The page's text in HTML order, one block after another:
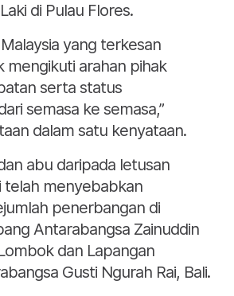
di Pulau Flores.
yang terkesan
mengikuti arahan pihak
serta status
semasa ke semasa,”
dalam satu kenyataan.
abu daripada letusan
telah menyebabkan
penerbangan di
Antarabangsa Zainuddin
dan Lapangan
Gusti Ngurah Rai, Bali.